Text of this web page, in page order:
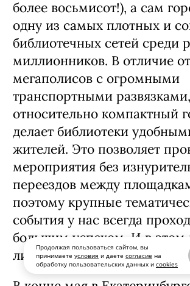
Продолжая пользоваться сайтом, вы
принимаете условия и даете согласие на
обработку пользовательских данных и cookies
более восьмисот!), а сам
одну из самых плотных и
библиотечных сетей среди
миллионников. В отличие от
мегаполисов с огромными
транспортными
относительно компактный
делает библиотеки
жителей. Это позволяет
мероприятия без
переездов между
поэтому крупные
события у нас всегда
большим успехом. И в
лидеры.